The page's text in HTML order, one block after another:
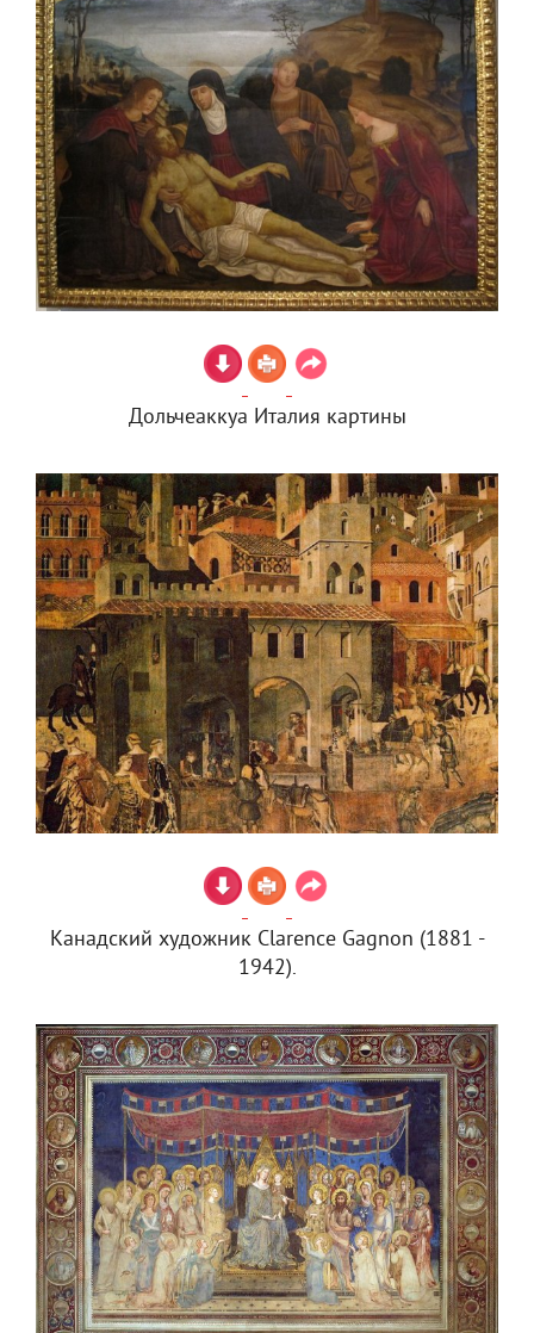
Дольчеаккуа Италия картины
Канадский художник Clarence Gagnon (1881 -
1942).